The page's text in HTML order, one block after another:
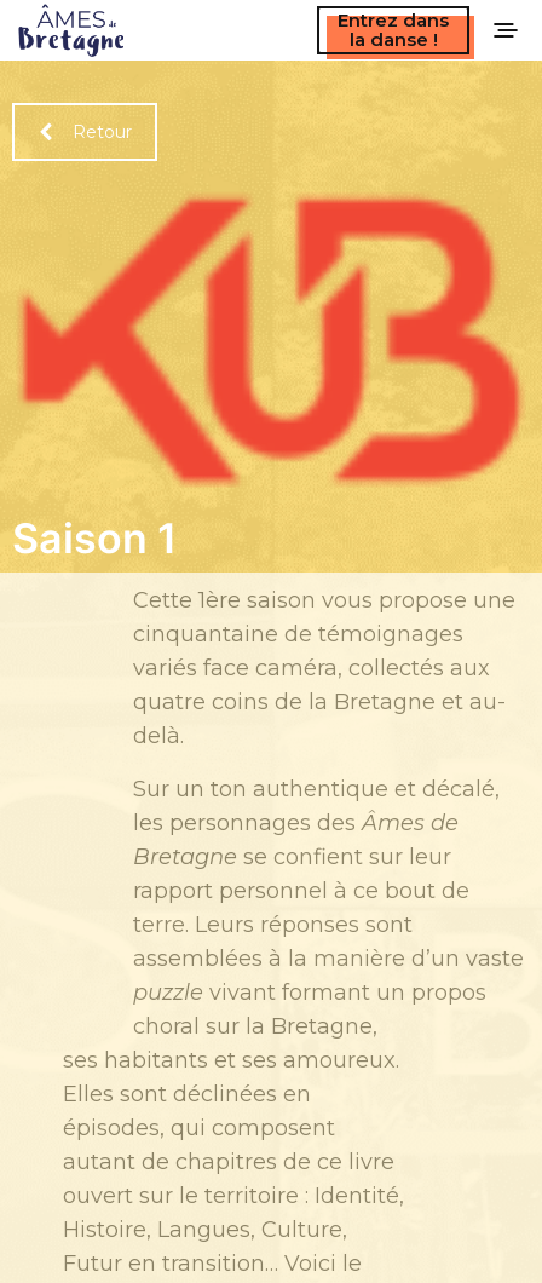
Entrez dans
la danse !
Retour
Saison 1
Cette 1ère saison vous propose une
cinquantaine de témoignages
variés face caméra, collectés aux
quatre coins de la Bretagne et au-
delà.
Sur un ton authentique et décalé,
les personnages desÂmes de
Bretagne se confient sur leur
rapport personnel à ce bout de
terre. Leurs réponses sont
assemblées à la manière d’un vaste
puzzle vivant formant un propos
choral sur la Bretagne,
ses habitants et ses amoureux.
Elles sont déclinées en
épisodes, qui composent
autant de chapitres de ce livre
ouvert sur le territoire : Identité,
Histoire, Langues, Culture,
Futur en transition… Voici le